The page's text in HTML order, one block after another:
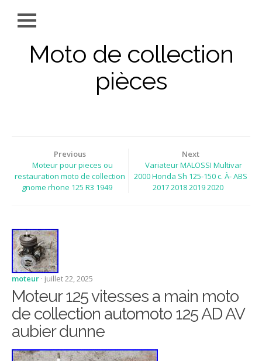
Moto de collection
pièces
Previous
Moteur pour pieces ou
restauration moto de collection
gnome rhone 125 R3 1949
Next
Variateur MALOSSI Multivar
2000 Honda Sh 125-150 c. À- ABS
2017 2018 2019 2020
moteur · juillet 22, 2025
Moteur 125 vitesses a main moto
de collection automoto 125 AD AV
aubier dunne